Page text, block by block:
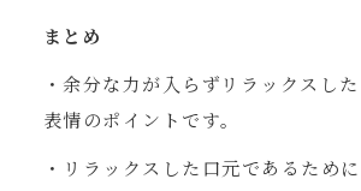
まとめ
・余分な力が入らずリラックスし
表情のポイントです。
・リラックスした口元であるため